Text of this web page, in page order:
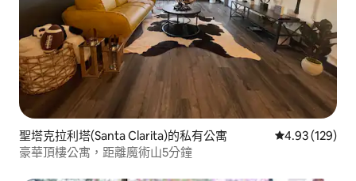
聖塔克拉利塔(Santa Clarita)的私有公寓 從 129 則評價
4.93 (129)
豪華頂樓公寓，距離魔術山5分鐘